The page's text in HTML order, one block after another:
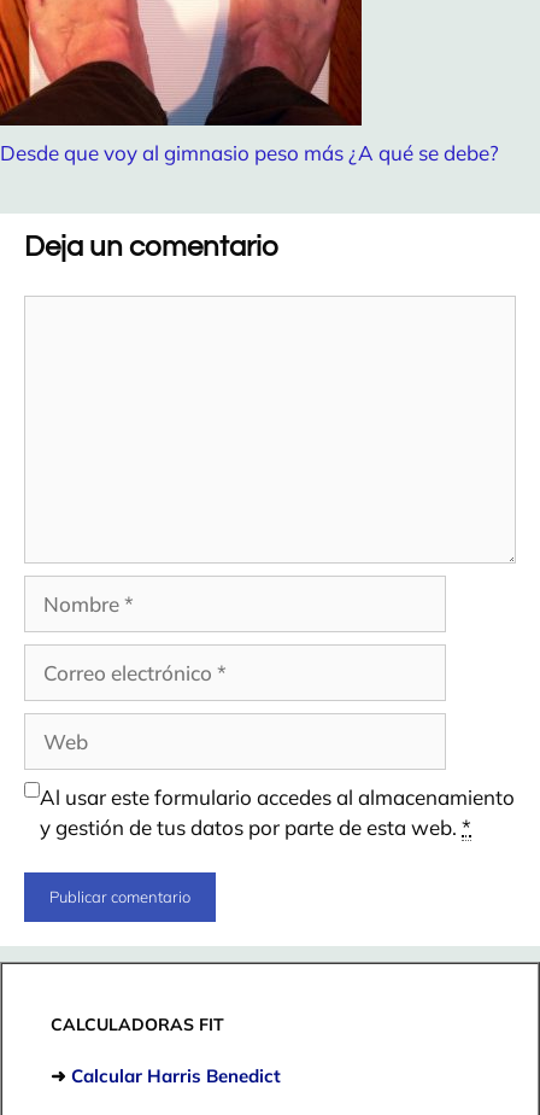
Desde que voy al gimnasio peso más ¿A qué se debe?
Deja un comentario
electrónico
Al usar este formulario accedes al almacenamiento
y gestión de tus datos por parte de esta web. *
CALCULADORAS FIT
➜ Calcular Harris Benedict